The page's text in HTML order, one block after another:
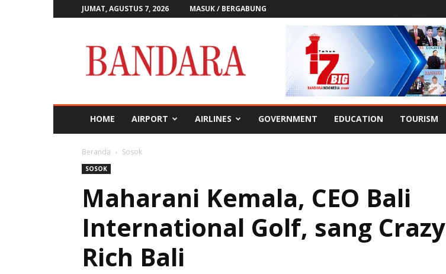
JUMAT, AGUSTUS 7, 2026 MASUK / BERGABUNG
Bandara
HOME AIRPORT AIRLINES GOVERNMENT EDUCATION TOURISM
Beranda Sosok
SOSOK
Maharani Kemala, CEO Bali
International Golf, sang Crazy
Rich Bali